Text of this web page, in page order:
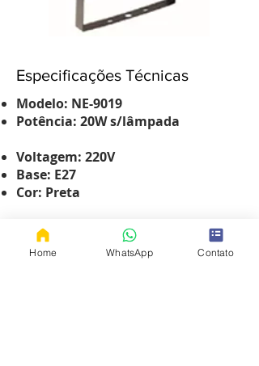
Especificações Técnicas
Modelo: NE-9019
Potência: 20W s/lâmpada
Voltagem: 220V
Base: E27
Cor: Preta
Home WhatsApp Contato